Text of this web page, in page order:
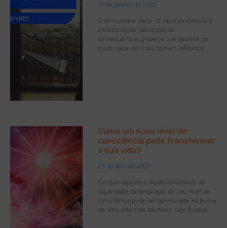
17 de janeiro de 2022
O ser humano vazio O vazio existencial é
uma condição patológica de
consequências graves e que aparece de
modo cada vez mais comum, afetando
Como um novo nível de
consciência pode transformar
a sua vida?
23 de abril de 2021
Em que aspecto o desenvolvimento da
capacidade de ampliação do seu nível de
consciência pode ser aprimorada, na busca
de uma vida mais saudável, significativa